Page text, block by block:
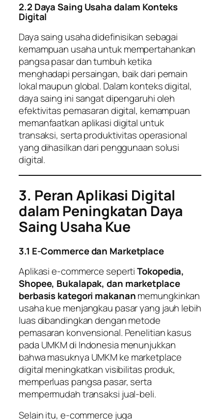
2.2 Daya Saing Usaha dalam Konteks
Digital
Daya saing usaha didefinisikan sebagai
kemampuan usaha untuk mempertahankan
pangsa pasar dan tumbuh ketika
menghadapi persaingan, baik dari pemain
lokal maupun global. Dalam konteks digital,
daya saing ini sangat dipengaruhi oleh
efektivitas pemasaran digital, kemampuan
memanfaatkan aplikasi digital untuk
transaksi, serta produktivitas operasional
yang dihasilkan dari penggunaan solusi
digital.
3. Peran Aplikasi Digital
dalam Peningkatan Daya
Saing Usaha Kue
3.1 E-Commerce dan Marketplace
Aplikasi e-commerce sepertiTokopedia,
Shopee, Bukalapak, dan marketplace
berbasis kategori makananmemungkinkan
usaha kue menjangkau pasar yang jauh lebih
luas dibandingkan dengan metode
pemasaran konvensional. Penelitian kasus
pada UMKM di Indonesia menunjukkan
bahwa masuknya UMKM ke marketplace
digital meningkatkan visibilitas produk,
memperluas pangsa pasar, serta
mempermudah transaksi jual-beli.
Selain itu, e-commerce juga